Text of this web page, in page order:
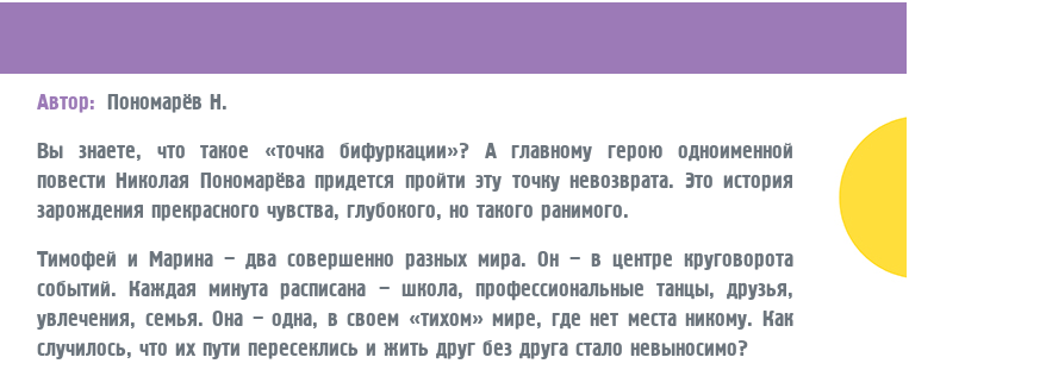
Автор Пономарёв Н.
Вы знаете, что такое «точка бифуркации»? А главному герою одноименной
повести Николая Пономарёва придется пройти эту точку невозврата. Это история
зарождения прекрасного чувства, глубокого, но такого ранимого.
Тимофей и Марина – два совершенно разных мира. Он – в центре круговорота
событий. Каждая минута расписана – школа, профессиональные танцы, друзья,
увлечения, семья. Она – одна, в своем «тихом» мире, где нет места никому. Как
случилось, что их пути пересеклись и жить друг без друга стало невыносимо?